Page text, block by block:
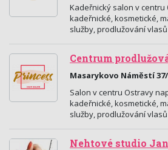
Kadeřnický salon v centru
kadeřnické, kosmetické,
služby, prodlužování
Centrum
Masarykovo Náměstí
Salon v centru Ostravy
kadeřnické, kosmetické,
služby, prodlužování
Nehtové studio